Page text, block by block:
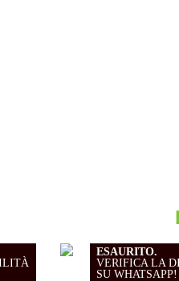
ESAURITO.
VERIFICA LA
SU WHATSAPP!